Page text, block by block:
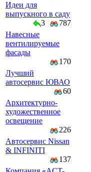
Идеи для
выпускного в саду
3
787
Навесные
вентилируемые
фасады
170
Лучший
автосервис ЮВАО
60
Архитектурно-
художественное
освещение
226
Автосервис Nissan
& INFINITI
137